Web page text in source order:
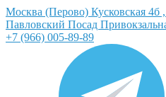
Москва (Перово) Кусковская 4б
Павловский Посад
+7 (966) 005-89-89